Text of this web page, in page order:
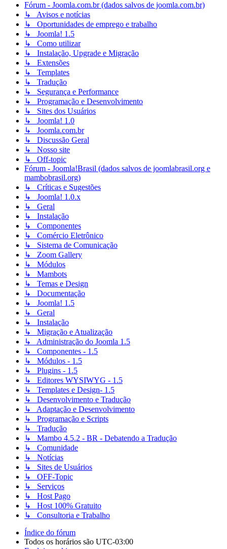
Fórum - Joomla.com.br (dados salvos de joomla.com.br)
↳ Avisos e notícias
↳ Oportunidades de emprego e trabalho
↳ Joomla! 1.5
↳ Como utilizar
↳ Instalação, Upgrade e Migração
↳ Extensões
↳ Templates
↳ Tradução
↳ Segurança e Performance
↳ Programação e Desenvolvimento
↳ Sites dos Usuários
↳ Joomla! 1.0
↳ Joomla.com.br
↳ Discussão Geral
↳ Nosso site
↳ Off-topic
Fórum - Joomla!Brasil (dados salvos de joomlabrasil.org e
mambobrasil.org)
↳ Críticas e Sugestões
↳ Joomla! 1.0.x
↳ Geral
↳ Instalação
↳ Componentes
↳ Comércio Eletrônico
↳ Sistema de Comunicação
↳ Zoom Gallery
↳ Módulos
↳ Mambots
↳ Temas e Design
↳ Documentação
↳ Joomla! 1.5
↳ Geral
↳ Instalação
↳ Migração e Atualização
↳ Administração do Joomla 1.5
↳ Componentes - 1.5
↳ Módulos - 1.5
↳ Plugins - 1.5
↳ Editores WYSIWYG - 1.5
↳ Templates e Design- 1.5
↳ Desenvolvimento e Tradução
↳ Adaptação e Desenvolvimento
↳ Programação e Scripts
↳ Tradução
↳ Mambo 4.5.2 - BR - Debatendo a Tradução
↳ Comunidade
↳ Notícias
↳ Sites de Usuários
↳ OFF-Topic
↳ Serviços
↳ Host Pago
↳ Host 100% Gratuito
↳ Consultoria e Trabalho
Índice do fórum
Todos os horários são UTC-03:00